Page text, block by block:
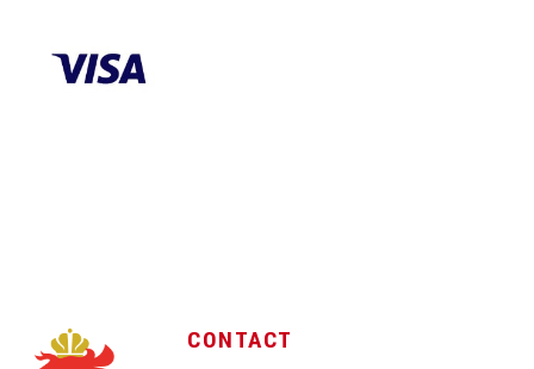
CONTACT